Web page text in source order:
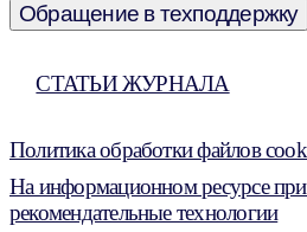
Обращение в техподдержку
СТАТЬИ ЖУРНАЛА
Политика обработки файлов
На информационном ресурсе
рекомендательные технологии